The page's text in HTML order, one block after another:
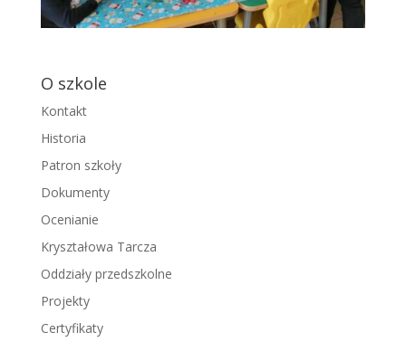
O szkole
Kontakt
Historia
Patron szkoły
Dokumenty
Ocenianie
Kryształowa Tarcza
Oddziały przedszkolne
Projekty
Certyfikaty